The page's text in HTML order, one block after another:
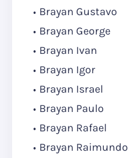
Brayan Gustavo
Brayan George
Brayan Ivan
Brayan Igor
Brayan Israel
Brayan Paulo
Brayan Rafael
Brayan Raimundo